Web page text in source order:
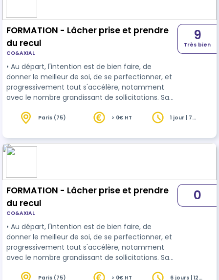
FORMATION - Lâcher prise et prendre
du recul
CO&AXIAL
• Au départ, l'intention est de bien faire, de
donner le meilleur de soi, de se perfectionner, et
progressivement tout s'accélère, notamment
avec le nombre grandissant de sollicitations. Sans
notre propre piège de toute puissance, en
si possible H24 ! • Nous vous proposons de
prendre une journée, pour prendre du recul,
9
Très bien
Paris (75) > 0€ HT
1 jour | 7
FORMATION - Lâcher prise et prendre
du recul
CO&AXIAL
• Au départ, l'intention est de bien faire, de
donner le meilleur de soi, de se perfectionner, et
progressivement tout s'accélère, notamment
avec le nombre grandissant de sollicitations. Sans
notre propre piège de toute puissance, en
0
Paris (75) > 0€ HT 6 jours | 12